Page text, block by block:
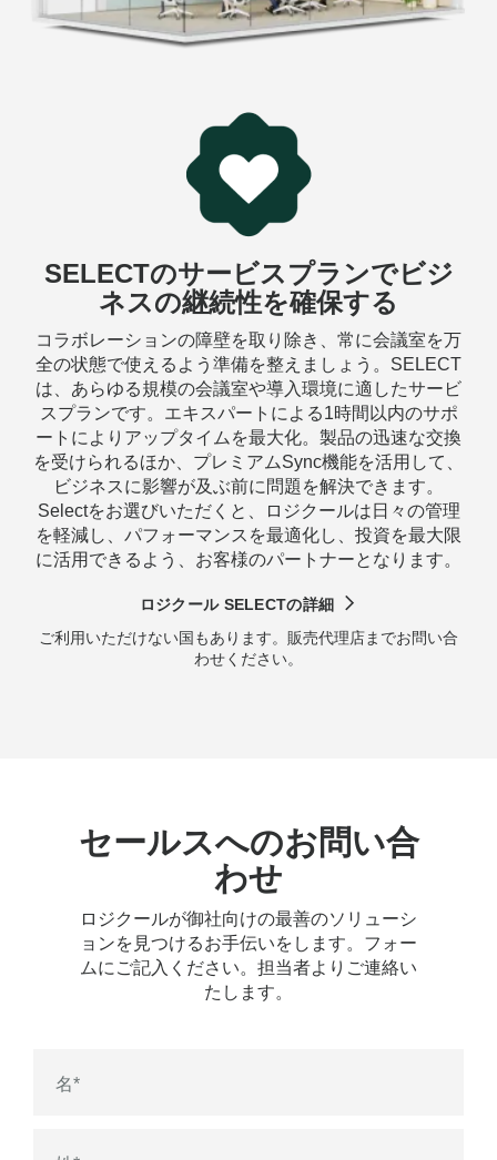
再生プラスチックを使用して製造
MeetUp 2のプラスチック部分には、認定済みのポス
プラスチックに第2の用途を与え、カーボンフットプ
リントを削減しています。
再生プラスチックの詳細
SELECTのサービスプランでビジ
ネスの継続性を確保する
コラボレーションの障壁を取り除き、常に会議室を万
全の状態で使えるよう準備を整えましょう。SELECT
は、あらゆる規模の会議室や導入環境に適したサービ
スプランです。エキスパートによる1時間以内のサポ
ートによりアップタイムを最大化。製品の迅速な交換
を受けられるほか、プレミアムSync機能を活用して、
ビジネスに影響が及ぶ前に問題を解決できます。
Selectをお選びいただくと、ロジクールは日々の管理
を軽減し、パフォーマンスを最適化し、投資を最大限
に活用できるよう、お客様のパートナーとなります。
ロジクール SELECTの詳細
ご利用いただけない国もあります。販売代理店までお問い合
わせください。
セールスへのお問い合
わせ
ロジクールが御社向けの最善のソリューシ
ョンを見つけるお手伝いをします。フォー
ムにご記入ください。担当者よりご連絡い
たします。
名*